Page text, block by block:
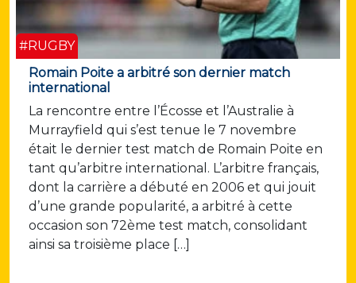
#RUGBY
Romain Poite a arbitré son dernier match
international
La rencontre entre l’Écosse et l’Australie à
Murrayfield qui s’est tenue le 7 novembre
était le dernier test match de Romain Poite en
tant qu’arbitre international. L’arbitre français,
dont la carrière a débuté en 2006 et qui jouit
d’une grande popularité, a arbitré à cette
occasion son 72ème test match, consolidant
ainsi sa troisième place […]